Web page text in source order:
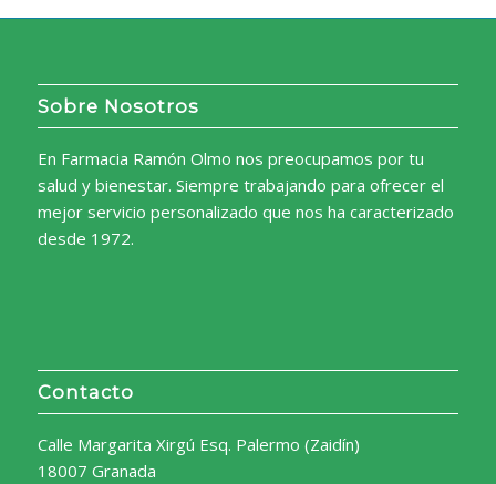
Sobre Nosotros
En Farmacia Ramón Olmo nos preocupamos por tu
salud y bienestar. Siempre trabajando para ofrecer el
mejor servicio personalizado que nos ha caracterizado
desde 1972.
Contacto
Calle Margarita Xirgú Esq. Palermo (Zaidín)
18007 Granada